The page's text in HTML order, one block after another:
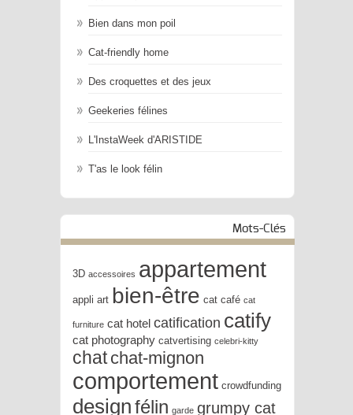
Bien dans mon poil
Cat-friendly home
Des croquettes et des jeux
Geekeries félines
L'InstaWeek d'ARISTIDE
T'as le look félin
Mots-Clés
3D accessoires appartement
appli art bien-être cat café cat
furniture cat hotel catification catify
cat photography catvertising celebri-kitty
chat chat-mignon
comportement crowdfunding
designfélin garde grumpy cat